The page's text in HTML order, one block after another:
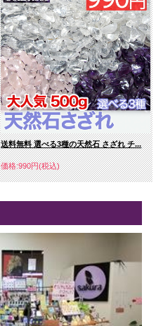
10ミリ 1,650円
14ミリ 5,610円
18ミリ 10,780円
送料無料 選べる3種の天然石 さざれ チ...
価格:990円(税込)